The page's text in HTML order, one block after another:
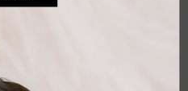
cotone. vestibilita' regular.